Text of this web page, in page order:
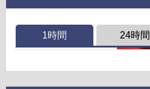
1時間 24時間